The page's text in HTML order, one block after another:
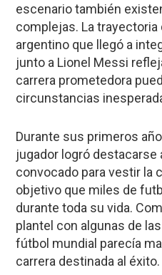
escenario también
complejas. La
argentino que llegó a
junto a Lionel Messi
carrera prometedora
circunstancias
Durante sus primeros
jugador logró destacarse
convocado para vestir la
objetivo que miles de
durante toda su vida.
plantel con algunas de
fútbol mundial parecía
carrera destinada al éxito.